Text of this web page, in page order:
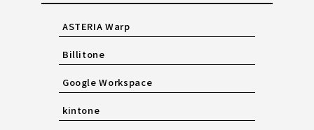
ASTERIA Warp
Billitone
Google Workspace
kintone